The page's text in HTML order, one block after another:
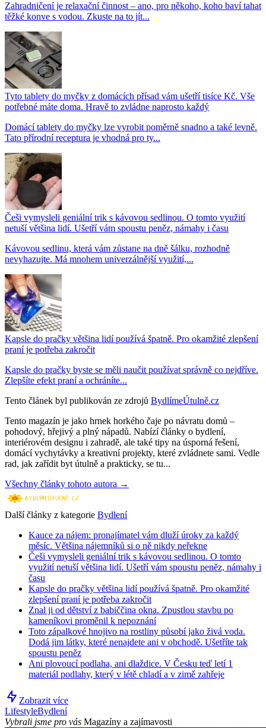
Zahradničení je relaxační činnost – ano, pro někoho, koho baví tahat
těžké konve s vodou. Zkuste na to jít...
Tyto tablety do myčky z domácích přísad vám ušetří tisíce Kč. Vše
potřebné máte doma. Hravě to zvládne naprosto každý
Domácí tablety do myčky lze vyrobit poměrně snadno a také levně.
Tato přírodní receptura je vhodná pro ty...
Češi vymysleli geniální trik s kávovou sedlinou. O tomto využití
netuší většina lidí. Ušetří vám spoustu peněz, námahy i času
Kávovou sedlinu, která vám zůstane na dně šálku, rozhodně
nevyhazujte. Má mnohem univerzálnější využití,...
Kapsle do pračky většina lidí používá špatně. Pro okamžité zlepšení
praní je potřeba zakročit
Kapsle do pračky byste se měli naučit používat správně co nejdříve.
Zlepšíte efekt praní a ochráníte...
Tento článek byl publikován ze zdrojů BydlímeÚtulně.cz
Tento magazín je jako hrnek horkého čaje po návratu domů –
pohodový, hřejivý a plný nápadů. Nabízí články o bydlení,
interiérovém designu i zahradě, ale také tipy na úsporná řešení,
domácí vychytávky a kreativní projekty, které zvládnete sami. Vedle
rad, jak zařídit byt útulně a prakticky, se tu...
Všechny články tohoto autora →
Další články z kategorie Bydlení
Kauce za nájem: pronajímatel vám dluží úroky za každý
měsíc. Většina nájemníků si o ně nikdy neřekne
Češi vymysleli geniální trik s kávovou sedlinou. O tomto
využití netuší většina lidí. Ušetří vám spoustu peněz, námahy i
času
Kapsle do pračky většina lidí používá špatně. Pro okamžité
zlepšení praní je potřeba zakročit
Znal ji od dětství z babiččina okna. Zpustlou stavbu po
kameníkovi proměnil k nepoznání
Toto zápalkové hnojivo na rostliny působí jako živá voda.
Dodá jim látky, které nenajdete ani v obchodě. Ušetříte tak
spoustu peněz
Ani plovoucí podlaha, ani dlaždice. V Česku teď letí 1
materiál podlahy, který v létě chladí a v zimě zahřeje
Zobrazit více
LifestyleBydlení
Vybrali jsme pro vás Magazíny a zajímavosti